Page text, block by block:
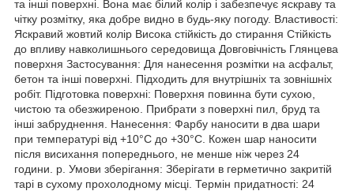
та інші поверхні. Вона має білий колір і забезпечує яскраву та
чітку розмітку, яка добре видно в будь-яку погоду. Властивості:
Яскравий жовтий колір Висока стійкість до стирання Стійкість
до впливу навколишнього середовища Довговічність Глянцева
поверхня Застосування: Для нанесення розмітки на асфальт,
бетон та інші поверхні. Підходить для внутрішніх та зовнішніх
робіт. Підготовка поверхні: Поверхня повинна бути сухою,
чистою та обезжиреною. Прибрати з поверхні пил, бруд та
інші забруднення. Нанесення: Фарбу наносити в два шари
при температурі від +10°C до +30°C. Кожен шар наносити
після висихання попереднього, не менше ніж через 24
години. р. Умови зберігання: Зберігати в герметично закритій
тарі в сухому прохолодному місці. Термін придатності: 24